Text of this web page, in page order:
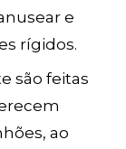
e
rígidos.
são feitas
ao